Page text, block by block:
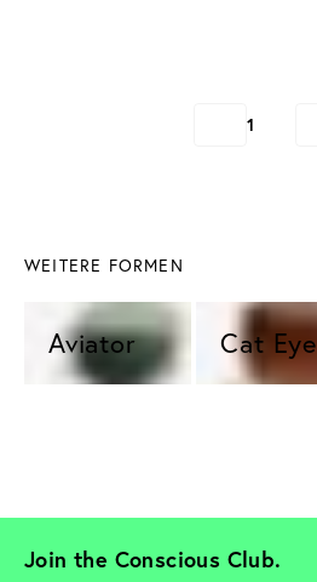
1
WEITERE FORMEN
Aviator Cat Eye
Join the Conscious Club.